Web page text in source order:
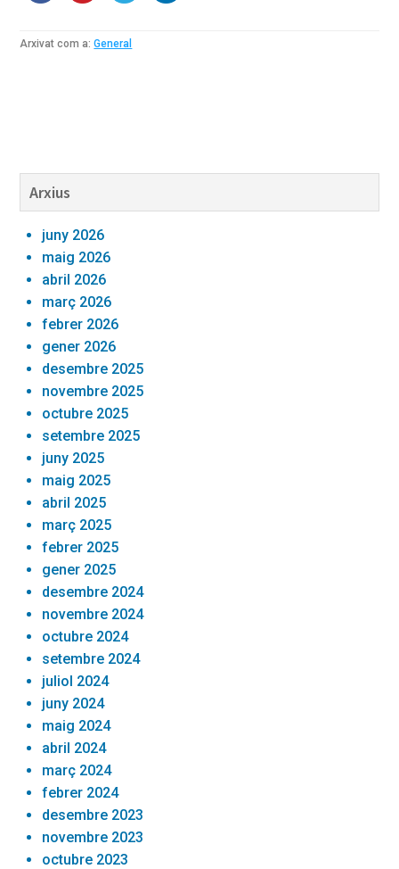
Arxivat com a:General
Barra
lateral
primària
Arxius
juny 2026
maig 2026
abril 2026
març 2026
febrer 2026
gener 2026
desembre 2025
novembre 2025
octubre 2025
setembre 2025
juny 2025
maig 2025
abril 2025
març 2025
febrer 2025
gener 2025
desembre 2024
novembre 2024
octubre 2024
setembre 2024
juliol 2024
juny 2024
maig 2024
abril 2024
març 2024
febrer 2024
desembre 2023
novembre 2023
octubre 2023